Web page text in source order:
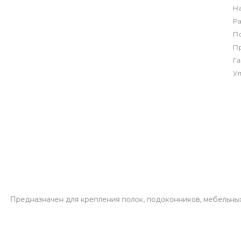
Предназначен для крепления полок, подоконников,